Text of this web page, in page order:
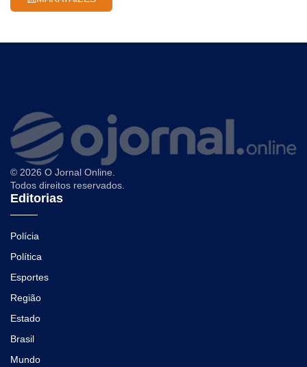
© 2026 O Jornal Online.
Todos direitos reservados.
Editorias
Polícia
Política
Esportes
Região
Estado
Brasil
Mundo